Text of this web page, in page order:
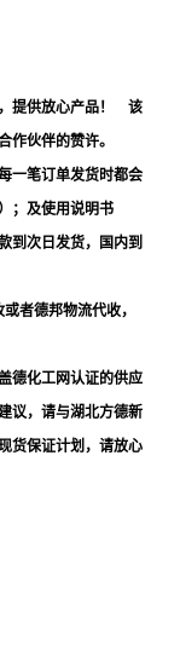
提供放心产品！ 该
作伙伴的赞许。
一笔订单发货时都会
；及使用说明书
到次日发货，国内到
者德邦物流代收，
德化工网认证的供应
议，请与湖北方德新
货保证计划，请放心